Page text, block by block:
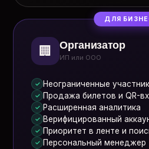
ДЛЯ
🏢 Организатор
ИП или ООО
✓ Неограниченные
✓ Продажа билетов и QR-
✓ Расширенная аналитика
✓ Верифицированный
✓ Приоритет в ленте и
✓ Персональный менеджер